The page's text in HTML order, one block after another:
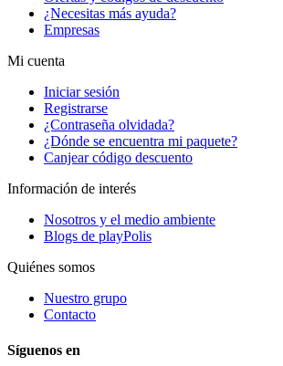
¿Necesitas más ayuda?
Empresas
Mi cuenta
Iniciar sesión
Registrarse
¿Contraseña olvidada?
¿Dónde se encuentra mi paquete?
Canjear código descuento
Información de interés
Nosotros y el medio ambiente
Blogs de playPolis
Quiénes somos
Nuestro grupo
Contacto
Síguenos en